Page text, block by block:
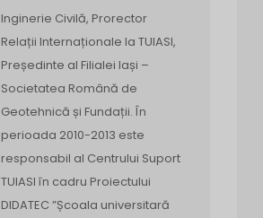
Inginerie Civilă, Prorector
Relații Internaționale la TUIASI,
Președinte al Filialei Iași –
Societatea Română de
Geotehnică și Fundații. În
perioada 2010-2013 este
responsabil al Centrului Suport
TUIASI în cadru Proiectului
DIDATEC ”Școala universitară